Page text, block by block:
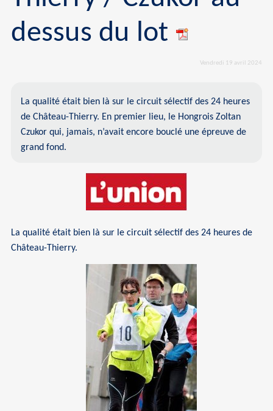
dessus du lot
Vendredi 19 avril 2024
La qualité était bien là sur le circuit sélectif des 24 heures
de Château-Thierry. En premier lieu, le Hongrois Zoltan
Czukor qui, jamais, n’avait encore bouclé une épreuve de
grand fond.
La qualité était bien là sur le circuit sélectif des 24 heures de
Château-Thierry.